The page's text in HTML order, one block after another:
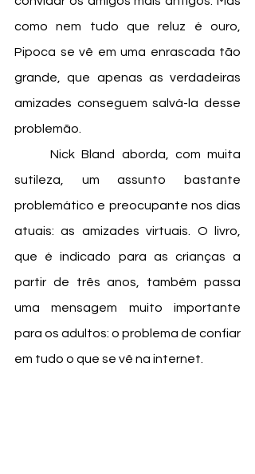
como nem tudo que reluz é ouro,
Pipoca se vê em uma enrascada tão
grande, que apenas as verdadeiras
amizades conseguem salvá-la desse
problemão.
	Nick Bland aborda, com muita
sutileza, um assunto bastante
problemático e preocupante nos dias
atuais: as amizades virtuais. O livro,
que é indicado para as crianças a
partir de três anos, também passa
uma mensagem muito importante
para os adultos: o problema de confiar
em tudo o que se vê na internet.